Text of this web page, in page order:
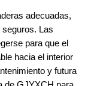
adecuadas,
seguros. Las
para que el
hacia el interior
y futura